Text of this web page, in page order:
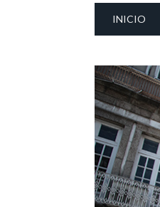
INICIO